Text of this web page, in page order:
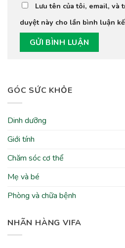
GÓC SỨC KHỎE
Dinh dưỡng
Giới tính
Chăm sóc cơ thể
Mẹ và bé
Phòng và chữa bệnh
NHÃN HÀNG VIFA
Lưu tên của tôi, email,
duyệt này cho lần bình luận